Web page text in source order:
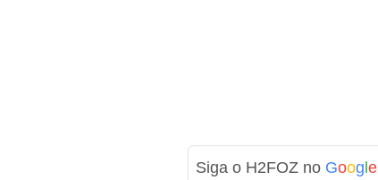
Siga o H2FOZ no Google